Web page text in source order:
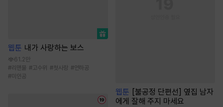
웹툰 내가 사랑하는 보스
61.2만
#리맨물 #고수위 #첫사랑 #연하공
#미인공
웹툰
[불공정 단편선] 옆집 남자
에게 잘해 주지 마세요